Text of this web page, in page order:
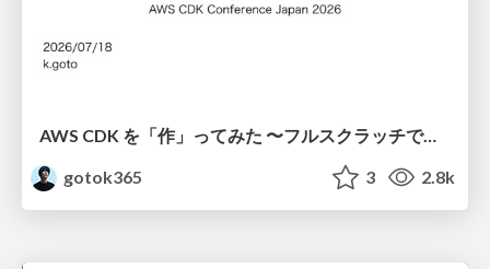
AWS CDK を「作」ってみた 〜フルスクラッチで見えた CDK の裏側〜 / aws-cdk-from-scratch
gotok365
3 2.8k